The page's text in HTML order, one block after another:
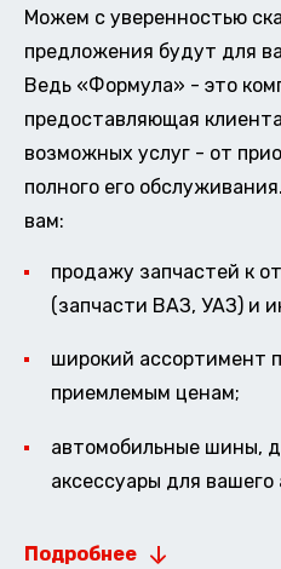
Можем с уверенностью
предложения будут для
Ведь «Формула» - это
предоставляющая
возможных услуг - от
полного его
вам:
продажу запчастей к
(запчасти ВАЗ, УАЗ) и
широкий ассортимент
приемлемым ценам;
автомобильные шины,
аксессуары для вашего
Подробнее